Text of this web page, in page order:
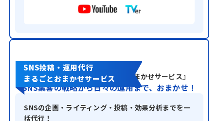
SNS投稿・運用代行
まるごとおまかせサービス
SNS運用支援
『SNS投稿・運用代行まるごとおまかせサービス』
SNS集客の戦略から日々の運用まで、おまかせ！
SNSの企画・ライティング・投稿・効果分析までを一
括代行！